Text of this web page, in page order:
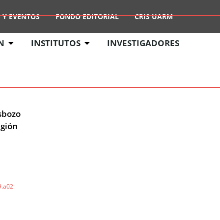
EVENTOS FONDO EDITORIAL CRIS UARM
INSTITUTOS INVESTIGADORES